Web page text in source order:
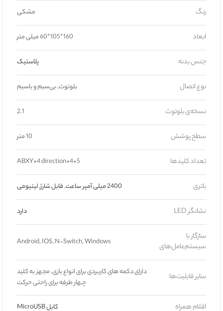
رنگ مشکی
ابعاد 160*105*60 میلی متر
جنس بدنه پلاستیک
نوع اتصال بلوتوث, بی‌سیم و باسیم
نسخه‌ی بلوتوث 2.1
سطح پوشش 10 متر
تعداد کلیدها ABXY+4 direction+4+5
باتری 2400 میلی آمپر ساعت ,قابل شارژ,لیتیومی
نشانگر LED دارد
سازگار با
سیستم‌عامل‌های
Android, IOS, N-Switch, Windows
سایر قابلیت‌ها
دارای دکمه های کاربردی برای انواع بازی, مجهز به کلید
چـهار طرفه برای راحتی حرکت
اقلام همراه کابل MicroUSB